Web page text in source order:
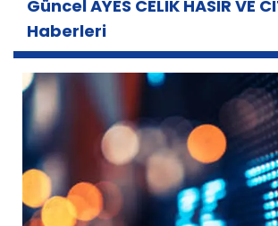
Güncel AYES CELIK HASIR VE
Haberleri